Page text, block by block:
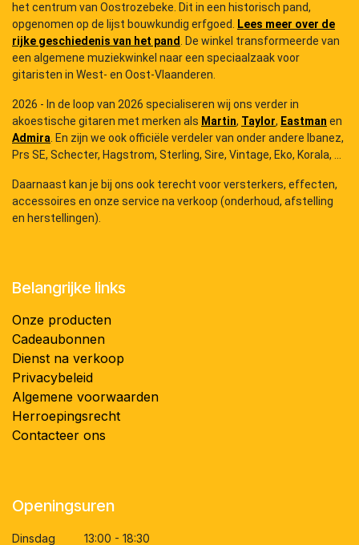
het centrum van Oostrozebeke. Dit in een historisch pand,
opgenomen op de lijst bouwkundig erfgoed.
Lees meer over de
rijke geschiedenis van het pand
. De winkel transformeerde van
een algemene muziekwinkel naar een speciaalzaak voor
gitaristen in West- en Oost-Vlaanderen.
2026 - In de loop van 2026 specialiseren wij ons verder in
akoestische gitaren met merken als Martin, Taylor, Eastman en
Admira . En zijn we ook officiële verdeler van onder andere Ibanez,
Prs SE, Schecter, Hagstrom, Sterling, Sire, Vintage, Eko, Korala, ...
Daarnaast kan je bij ons ook terecht voor versterkers, effecten,
accessoires en onze service na verkoop (onderhoud, afstelling
en herstellingen).
Belangrijke links
Onze producten
Cadeaubonnen
Dienst na verkoop
Privacybeleid
Algemene voorwaarden
Herroepingsrecht
Contacteer ons
Openingsuren
Dinsdag 13:00 - 18:30